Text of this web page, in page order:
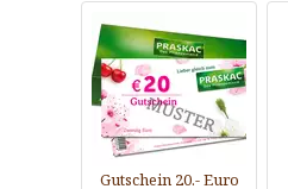
Gutschein 20.- Euro